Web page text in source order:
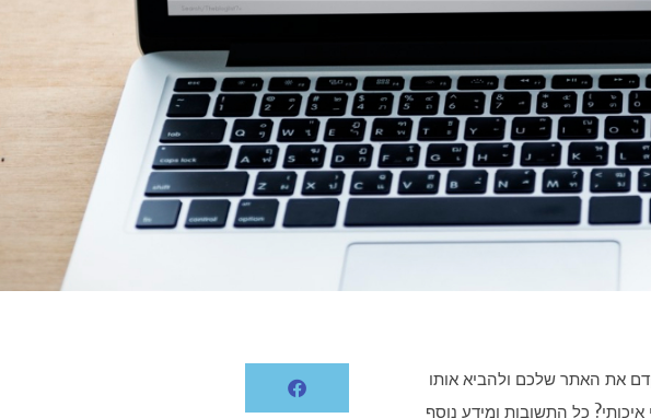
את האתר שלכם ולהביא אותו
כל התשובות ומידע נוסף